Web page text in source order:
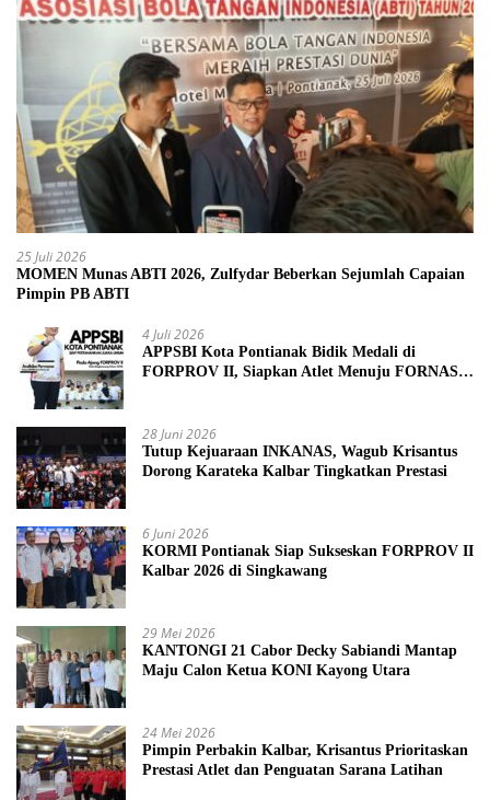
25 Juli 2026
MOMEN Munas ABTI 2026, Zulfydar Beberkan Sejumlah Capaian
Pimpin PB ABTI
4 Juli 2026
APPSBI Kota Pontianak Bidik Medali di
FORPROV II, Siapkan Atlet Menuju FORNAS
28 Juni 2026
Tutup Kejuaraan INKANAS, Wagub Krisantus
Dorong Karateka Kalbar Tingkatkan Prestasi
6 Juni 2026
KORMI Pontianak Siap Sukseskan FORPROV II
Kalbar 2026 di Singkawang
29 Mei 2026
KANTONGI 21 Cabor Decky Sabiandi Mantap
Maju Calon Ketua KONI Kayong Utara
24 Mei 2026
Pimpin Perbakin Kalbar, Krisantus Prioritaskan
Prestasi Atlet dan Penguatan Sarana Latihan